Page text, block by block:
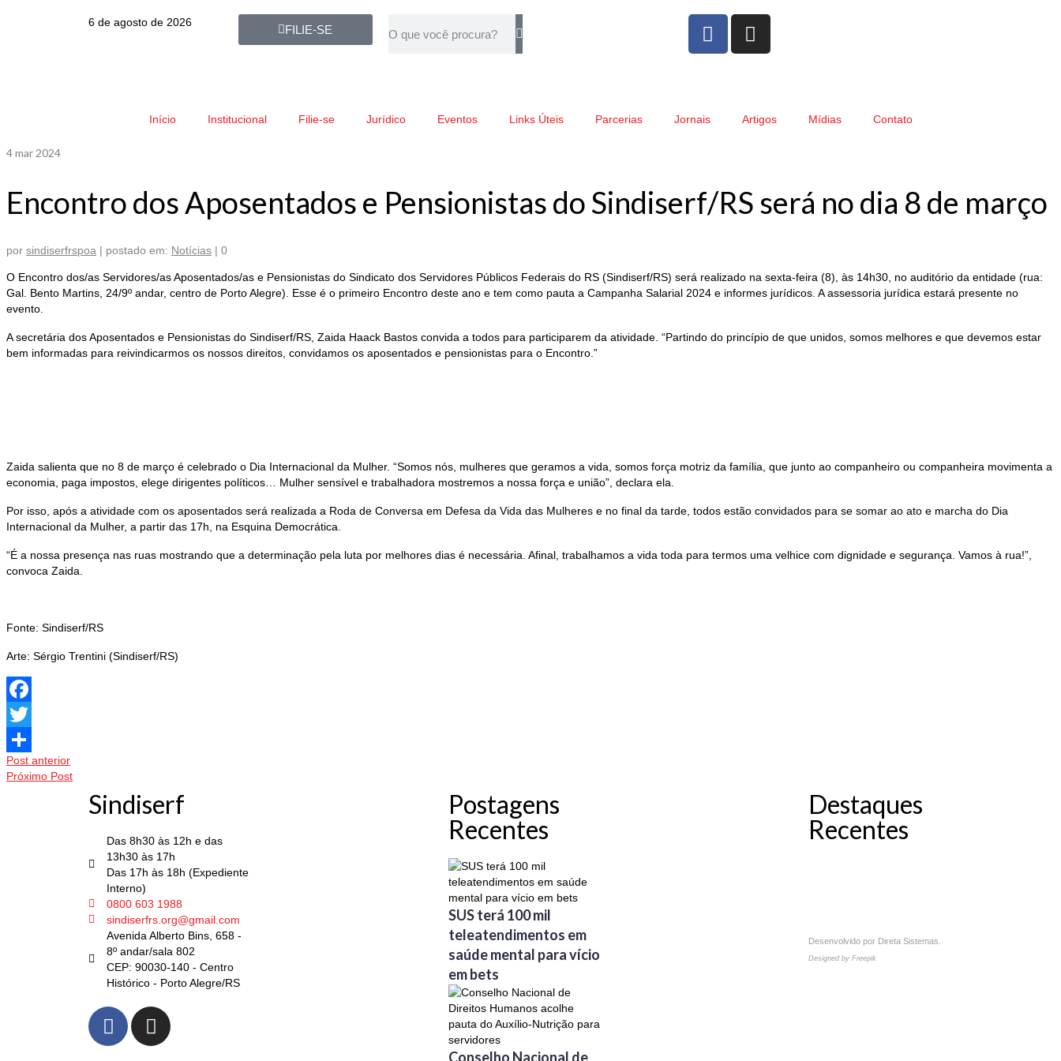
6 de agosto de 2026
FILIE-SE
Início Institucional Filie-se Jurídico Eventos Links Úteis Parcerias Jornais Artigos Mídias Contato
4mar 2024
Encontro dos Aposentados e Pensionistas do Sindiserf/RS será no dia 8 de março
por sindiserfrspoa | postado em: Notícias | 0
O Encontro dos/as Servidores/as Aposentados/as e Pensionistas do Sindicato dos Servidores Públicos Federais do RS (Sindiserf/RS) será realizado na sexta-feira (8), às 14h30, no auditório da entidade (rua:
Gal. Bento Martins, 24/9º andar, centro de Porto Alegre). Esse é o primeiro Encontro deste ano e tem como pauta a Campanha Salarial 2024 e informes jurídicos. A assessoria jurídica estará presente no
evento.
A secretária dos Aposentados e Pensionistas do Sindiserf/RS, Zaida Haack Bastos convida a todos para participarem da atividade. “Partindo do princípio de que unidos, somos melhores e que devemos estar
bem informadas para reivindicarmos os nossos direitos, convidamos os aposentados e pensionistas para o Encontro.”
Zaida salienta que no 8 de março é celebrado o Dia Internacional da Mulher. “Somos nós, mulheres que geramos a vida, somos força motriz da família, que junto ao companheiro ou companheira movimenta a
economia, paga impostos, elege dirigentes políticos… Mulher sensível e trabalhadora mostremos a nossa força e união”, declara ela.
Por isso, após a atividade com os aposentados será realizada a Roda de Conversa em Defesa da Vida das Mulheres e no final da tarde, todos estão convidados para se somar ao ato e marcha do Dia
Internacional da Mulher, a partir das 17h, na Esquina Democrática.
“É a nossa presença nas ruas mostrando que a determinação pela luta por melhores dias é necessária. Afinal, trabalhamos a vida toda para termos uma velhice com dignidade e segurança. Vamos à rua!”,
convoca Zaida.
Fonte: Sindiserf/RS
Arte: Sérgio Trentini (Sindiserf/RS)
Facebook
Twitter
Share
Post anterior
Próximo Post
Sindiserf
Das 8h30 às 12h e das
13h30 às 17h
Das 17h às 18h (Expediente
Interno)
0800 603 1988
sindiserfrs.org@gmail.com
Avenida Alberto Bins, 658 -
8º andar/sala 802
CEP: 90030-140 - Centro
Histórico - Porto Alegre/RS
Postagens
Recentes
SUS terá 100 mil
teleatendimentos em
saúde mental para vício
em bets
Conselho Nacional de
Destaques
Recentes
Desenvolvido por Direta Sistemas
Designed by Freepik